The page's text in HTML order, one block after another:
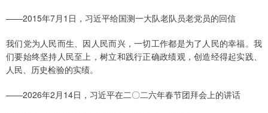
——2015年7月1日，习近平给国测一大队老队员老党员的回信
我们党为人民而生、因人民而兴，一切工作都是为了人民的幸福。我
们要始终坚持人民至上，树立和践行正确政绩观，创造经得起实践、
人民、历史检验的实绩。
——2026年2月14日，习近平在二〇二六年春节团拜会上的讲话